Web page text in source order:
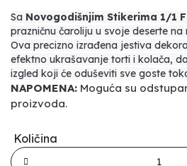
Sa Novogodišnjim Stikerima 1/1
prazničnu čaroliju u svoje deserte
Ova precizno izrađena jestiva
efektno ukrašavanje torti i kolača,
izgled koji će oduševiti sve goste
NAPOMENA: Moguća su
proizvoda.
Količina